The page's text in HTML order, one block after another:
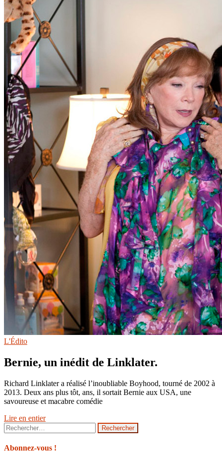
L'Édito
Bernie, un inédit de Linklater.
Richard Linklater a réalisé l’inoubliable Boyhood, tourné de 2002 à
2013. Deux ans plus tôt, ans, il sortait Bernie aux USA, une
savoureuse et macabre comédie
Lire en entier
Rechercher :
Abonnez-vous !